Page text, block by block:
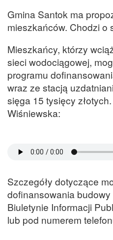
Gmina Santok ma
mieszkańców. Chodzi o
Mieszkańcy, którzy
sieci wodociągowej,
programu
wraz ze stacją
sięga 15 tysięcy
Wiśniewska:
Szczegóły dotyczące
dofinansowania
Biuletynie Informacji
lub pod numerem